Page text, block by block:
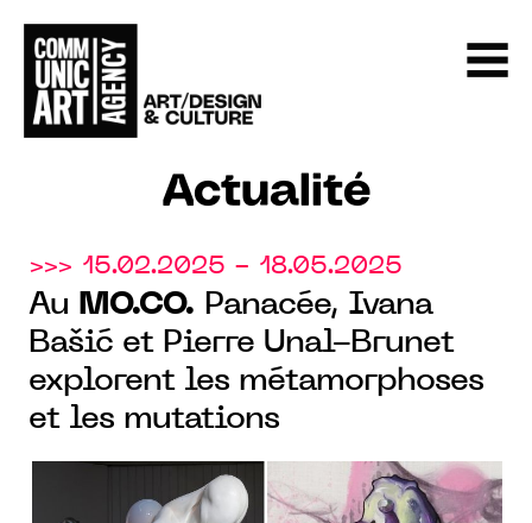
Actualité
>>> 15.02.2025 - 18.05.2025
Au MO.CO. Panacée, Ivana
Bašić et Pierre Unal-Brunet
explorent les métamorphoses
et les mutations